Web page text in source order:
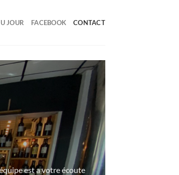
JOUR FACEBOOK CONTACT
est a votre écoute